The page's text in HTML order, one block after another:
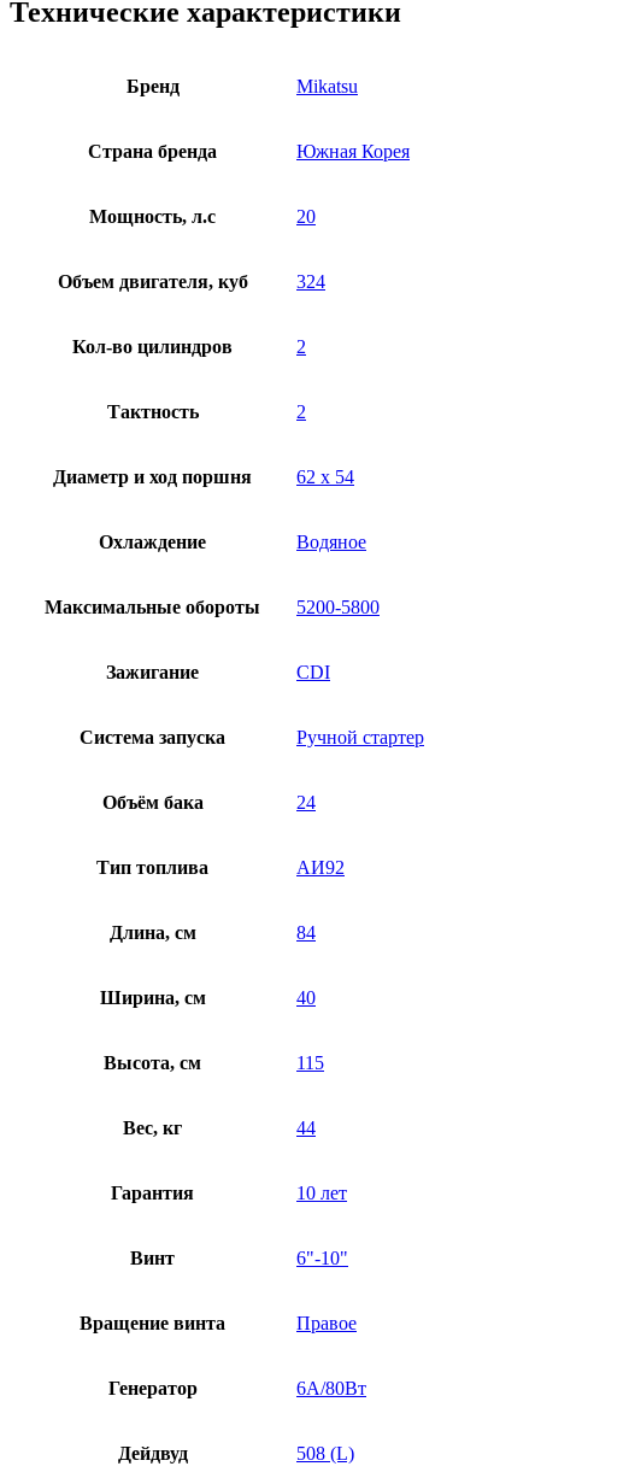
Технические характеристики
Бренд Mikatsu
Страна бренда Южная Корея
Мощность, л.с 20
Объем двигателя, куб 324
Кол-во цилиндров 2
Тактность 2
Диаметр и ход поршня 62 x 54
Охлаждение Водяное
Максимальные обороты 5200-5800
Зажигание CDI
Система запуска Ручной стартер
Объём бака 24
Тип топлива АИ92
Длина, см 84
Ширина, см 40
Высота, см 115
Вес, кг 44
Гарантия 10 лет
Винт 6"-10"
Вращение винта Правое
Генератор 6A/80Вт
Дейдвуд 508 (L)